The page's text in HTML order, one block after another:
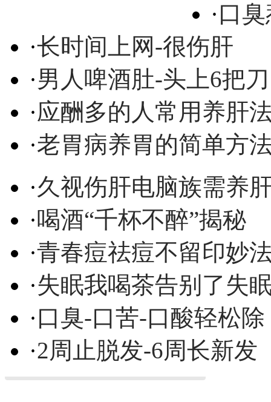
·口
·长时间上网-很伤肝
·男人啤酒肚-头上6把刀
·应酬多的人常用养肝
·老胃病养胃的简单方
·久视伤肝电脑族需养
·喝酒“千杯不醉”揭秘
·青春痘祛痘不留印妙
·失眠我喝茶告别了失
·口臭-口苦-口酸轻松除
·2周止脱发-6周长新发